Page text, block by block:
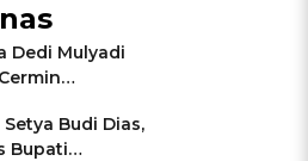
Dedi Mulyadi
Keamanan
Budi Dias,
Bupati